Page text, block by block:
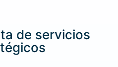
de servicios